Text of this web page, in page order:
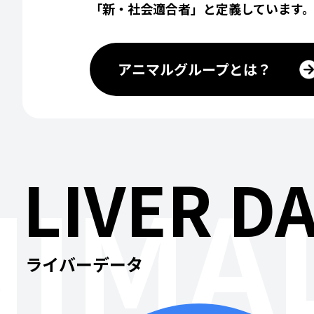
「新・社会適合者」と定義しています。
アニマルグループとは？
LIVER
ライバーデータ